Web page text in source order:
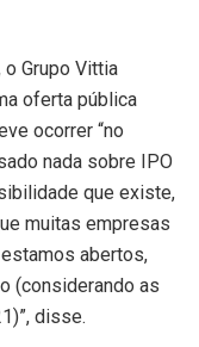
Grupo Vittia
oferta pública
ocorrer “no
nada sobre IPO
que existe,
muitas empresas
abertos,
(considerando as
disse.